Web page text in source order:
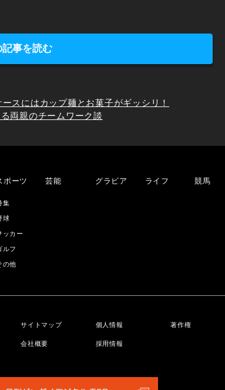
記事を読む
スにはカップ麺とお菓子がギッシリ！
両親のチームワーク談
ポーツ
集
球
ッカー
ルフ
の他
芸能 グラビア ライフ 競馬
サイトマップ 個人情報 著作権
会社概要 採用情報